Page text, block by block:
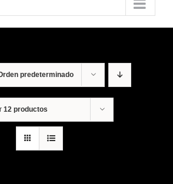
predeterminado
12 productos